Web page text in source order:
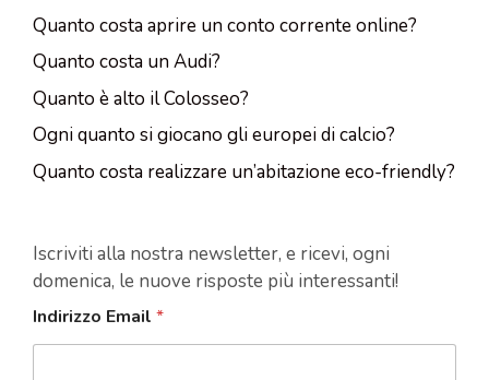
Quanto costa aprire un conto corrente online?
Quanto costa un Audi?
Quanto è alto il Colosseo?
Ogni quanto si giocano gli europei di calcio?
Quanto costa realizzare un’abitazione eco-friendly?
Iscriviti alla nostra newsletter, e ricevi, ogni
domenica, le nuove risposte più interessanti!
Indirizzo Email *